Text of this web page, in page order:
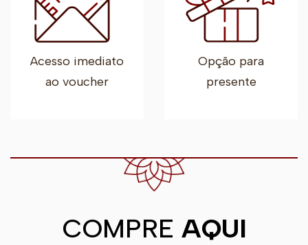
Acesso imediato
ao voucher
Opção para
presente
COMPRE AQUI